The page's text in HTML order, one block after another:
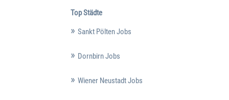
Top Städte
Sankt Pölten Jobs
Dornbirn Jobs
Wiener Neustadt Jobs